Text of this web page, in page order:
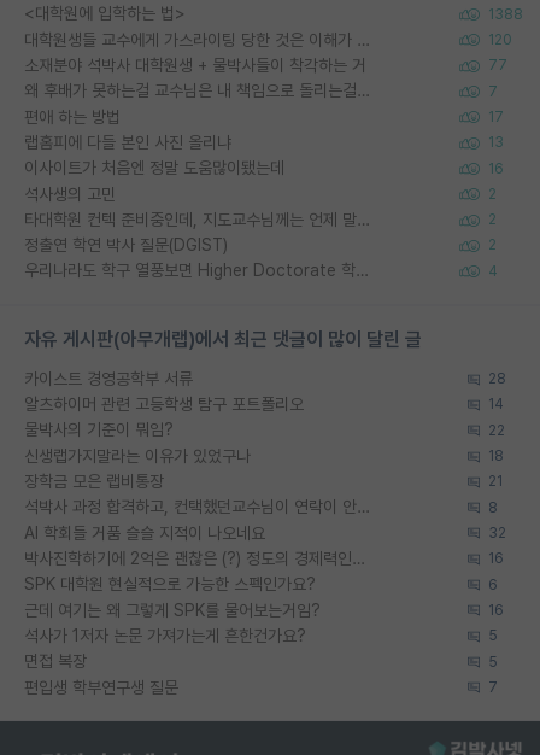
<대학원에 입학하는 법> 1388
대학원생들 교수에게 가스라이팅 당한 것은 이해가 갑니다. 안타깝네요. 120
소재분야 석박사 대학원생 + 물박사들이 착각하는 거 77
왜 후배가 못하는걸 교수님은 내 책임으로 돌리는걸까요? 7
편애 하는 방법 17
랩홈피에 다들 본인 사진 올리냐 13
이사이트가 처음엔 정말 도움많이됐는데 16
석사생의 고민 2
타대학원 컨텍 준비중인데, 지도교수님께는 언제 말씀드려야 할까요? 2
정출연 학연 박사 질문(DGIST) 2
우리나라도 학구 열풍보면 Higher Doctorate 학위가 필요하다고 봅니다. 4
자유 게시판(아무개랩)에서 최근 댓글이 많이 달린 글
카이스트 경영공학부 서류 28
알츠하이머 관련 고등학생 탐구 포트폴리오 14
물박사의 기준이 뭐임? 22
신생랩가지말라는 이유가 있었구나 18
장학금 모은 랩비통장 21
석박사 과정 합격하고, 컨택했던교수님이 연락이 안됩니다... 8
AI 학회들 거품 슬슬 지적이 나오네요 32
박사진학하기에 2억은 괜찮은 (?) 정도의 경제력인가요 16
SPK 대학원 현실적으로 가능한 스펙인가요? 6
근데 여기는 왜 그렇게 SPK를 물어보는거임? 16
석사가 1저자 논문 가져가는게 흔한건가요? 5
면접 복장 5
편입생 학부연구생 질문 7